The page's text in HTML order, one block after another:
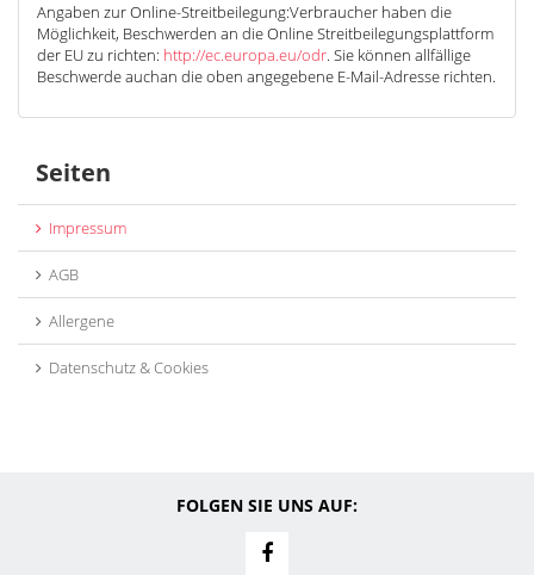
Angaben zur Online-Streitbeilegung:Verbraucher haben die
Möglichkeit, Beschwerden an die Online Streitbeilegungsplattform
der EU zu richten: http://ec.europa.eu/odr. Sie können allfällige
Beschwerde auchan die oben angegebene E-Mail-Adresse richten.
Seiten
Impressum
AGB
Allergene
Datenschutz & Cookies
FOLGEN SIE UNS AUF: